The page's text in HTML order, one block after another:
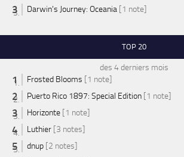
Darwin's Journey: Oceania [1 note]
TOP 20
des 4 derniers mois
Frosted Blooms [1 note]
Puerto Rico 1897: Special Edition [1 note]
Horizonte [1 note]
Luthier [3 notes]
dnup [2 notes]